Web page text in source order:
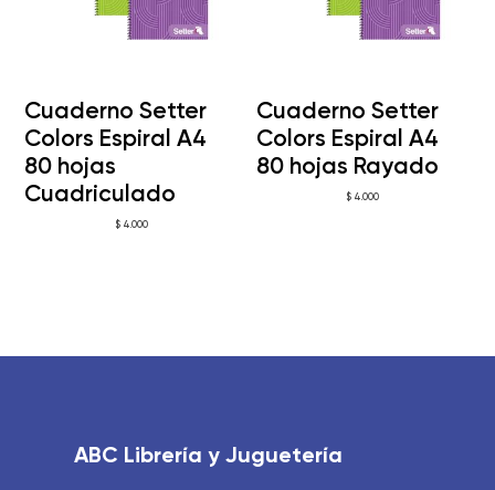
Cuaderno Setter
Colors Espiral A4
80 hojas
Cuadriculado
$4.000
Cuaderno Setter
Colors Espiral A4
80 hojas Rayado
$ 4.000
ABC Librería y Juguetería